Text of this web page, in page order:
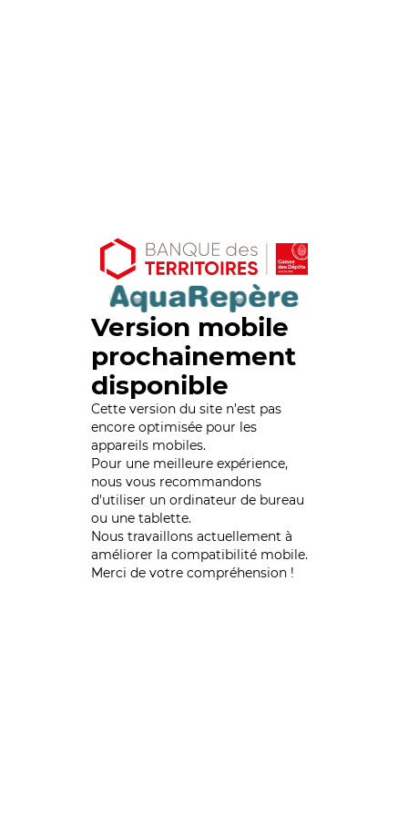
Version mobile
prochainement
disponible
Cette version du site n’est pas
encore optimisée pour les
appareils mobiles.
Pour une meilleure expérience,
nous vous recommandons
d'utiliser un ordinateur de bureau
ou une tablette.
Nous travaillons actuellement à
améliorer la compatibilité mobile.
Merci de votre compréhension !